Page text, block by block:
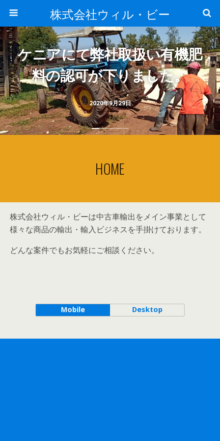
株式会社ウィル・ビー
2020年9月29日
ケニアにて弊社取扱い有機肥
料の認可が下りました。
HOME
株式会社ウィル・ビーは中古車輸出をメイン事業として
様々な商品の輸出・輸入ビジネスを手掛けております。
どんな案件でもお気軽にご相談ください。
Mobile Desktop